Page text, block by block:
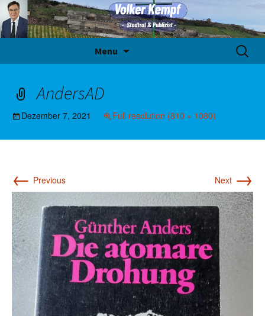
Menu
Suche
nach:
AndersAD
Dezember 7, 2021 Full resolution (810 × 1080)
← Previous Next →